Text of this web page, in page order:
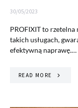
30/05/2023
PROFIXIT to
takich usługach,
efektywną naprawę.…
READ MORE